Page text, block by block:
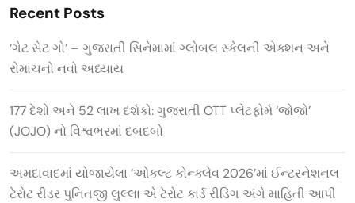
Recent Posts
‘ગેટ સેટ ગો’ – ગુજરાતી સિનેમામાં ગ્લોબલ સ્કેલની એક્શન અને
રોમાંચનો નવો અધ્યાય
177 દેશો અને 52 લાખ દર્શકો: ગુજરાતી OTT પ્લેટફોર્મ ‘જોજો’
(JOJO) નો વિશ્વભરમાં દબદબો
અમદાવાદમાં યોજાયેલા ‘ઓકલ્ટ કોન્ક્લેવ 2026’માં ઈન્ટરનેશનલ
ટેરોટ રીડર પુનિતજી લુલ્લા એ ટેરોટ કાર્ડ રીડિંગ અંગે માહિતી આપી